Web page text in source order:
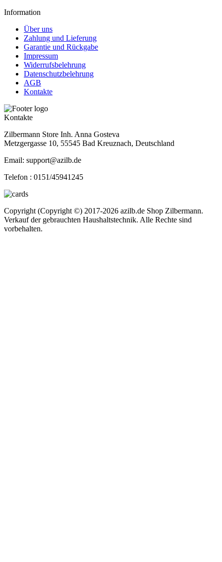
Information
Über uns
Zahlung und Lieferung
Garantie und Rückgabe
Impressum
Widerrufsbelehrung
Datenschutzbelehrung
AGB
Kontakte
Kontakte
Zilbermann Store Inh. Anna Gosteva
Metzgergasse 10, 55545 Bad Kreuznach, Deutschland
Email: support@azilb.de
Telefon : 0151/45941245
Copyright (Copyright ©) 2017-2026 azilb.de Shop Zilbermann.
Verkauf der gebrauchten Haushaltstechnik. Alle Rechte sind
vorbehalten.